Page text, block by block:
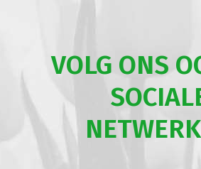
VOLG ONS